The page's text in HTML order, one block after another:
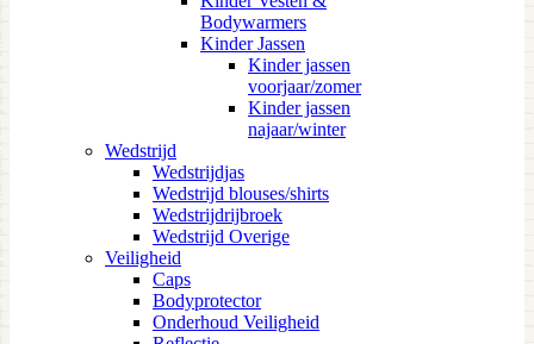
Bodywarmers
Kinder Jassen
Kinder jassen
voorjaar/zomer
Kinder jassen
najaar/winter
Wedstrijd
Wedstrijdjas
Wedstrijd blouses/shirts
Wedstrijdrijbroek
Wedstrijd Overige
Veiligheid
Caps
Bodyprotector
Onderhoud Veiligheid